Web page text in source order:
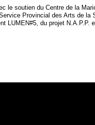
le soutien du Centre de la
Provincial des Arts de la
LUMEN#5, du projet N.A.P.P.